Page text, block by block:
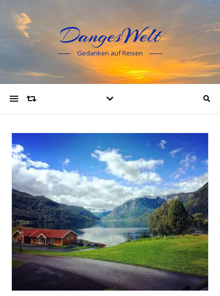
DangesWelt
Gedanken auf Reisen